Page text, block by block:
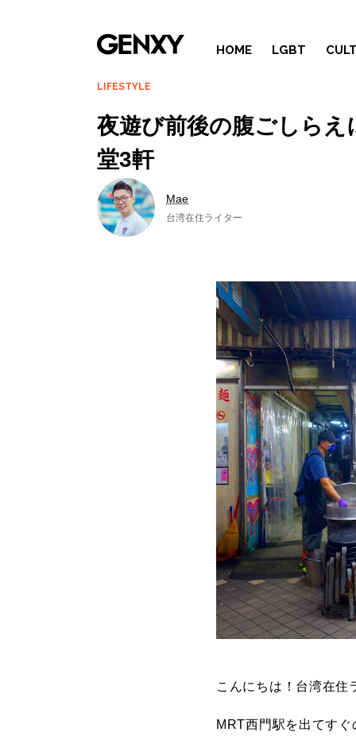
HOME LGBT
LIFESTYLE
夜遊び前後の腹ごしらえ
堂3軒
Mae
台湾在住ライター
こんにちは！台湾在住
MRT西門駅を出てすぐ